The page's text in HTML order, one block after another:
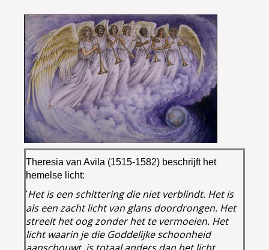
Theresia van Avila (1515-1582) beschrijft het
hemelse licht:
'Het is een schittering die niet verblindt. Het is
als een zacht licht van glans doordrongen. Het
streelt het oog zonder het te vermoeien. Het
licht waarin je die Goddelijke schoonheid